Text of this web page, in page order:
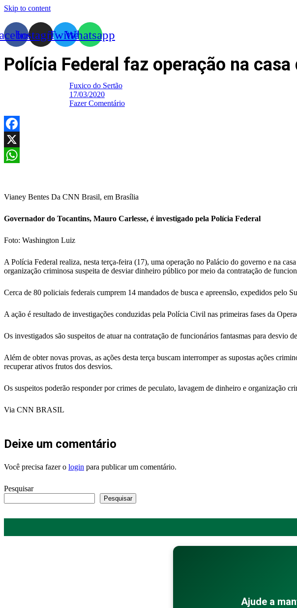
Skip to content
InstagramTwitterWhatsapp
Polícia Federal faz operação na
Fuxico do Sertão
17/03/2020
Fazer Comentário
Facebook
X
Vianey Bentes Da CNN Brasil, em Brasília
Governador do Tocantins, Mauro Carlesse, é investigado pela Polícia Federal
Foto: Washington Luiz
A Polícia Federal realiza, nesta terça-feira (17), uma operação no Palácio do governo e na
organização criminosa suspeita de desviar dinheiro público por meio da contratação de
Cerca de 80 policiais federais cumprem 14 mandados de busca e apreensão, expedidos pelo
A ação é resultado de investigações conduzidas pela Polícia Civil nas primeiras fases da
Os investigados são suspeitos de atuar na contratação de funcionários fantasmas para
Além de obter novas provas, as ações desta terça buscam interromper as supostas ações
recuperar ativos frutos dos desvios.
Os suspeitos poderão responder por crimes de peculato, lavagem de dinheiro e organização
Via CNN BRASIL
Deixe um comentário
Você precisa fazer o login para publicar um comentário.
Pesquisar
Pesquisar
Ajude a